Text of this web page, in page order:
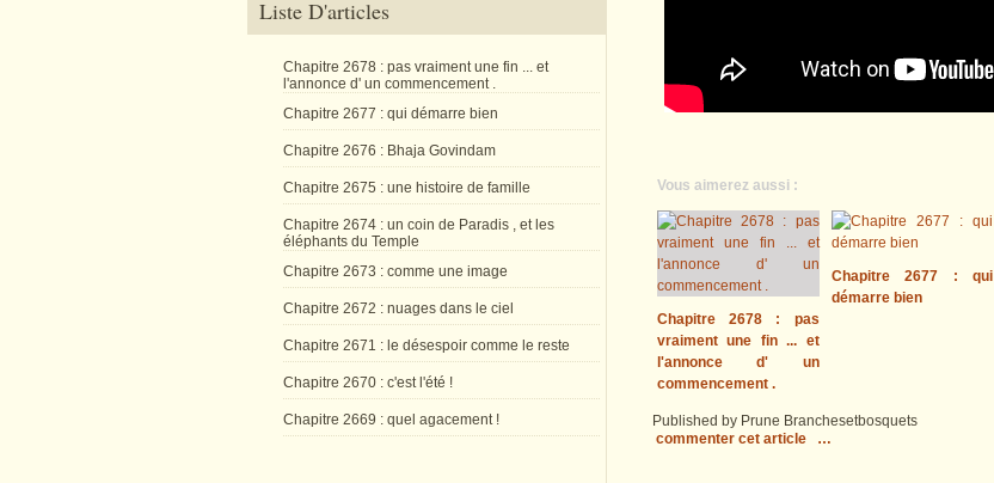
Liste D'articles
Chapitre 2678 : pas vraiment une fin ... et
l'annonce d' un commencement .
Chapitre 2677 : qui démarre bien
Chapitre 2676 : Bhaja Govindam
Chapitre 2675 : une histoire de famille
Chapitre 2674 : un coin de Paradis , et les
éléphants du Temple
Chapitre 2673 : comme une image
Chapitre 2672 : nuages dans le ciel
Chapitre 2671 : le désespoir comme le reste
Chapitre 2670 : c'est l'été !
Chapitre 2669 : quel agacement !
Vous aimerez aussi :
Chapitre 2678 : pas
vraiment une fin ... et
l'annonce d' un
commencement .
Chapitre 2677 : qui
démarre bien
Published by Prune Branchesetbosquets
commenter cet article
…